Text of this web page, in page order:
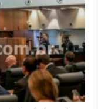
reúnem
na
ALERJ
em
defesa
royalties
do
Rio
de
Janeiro